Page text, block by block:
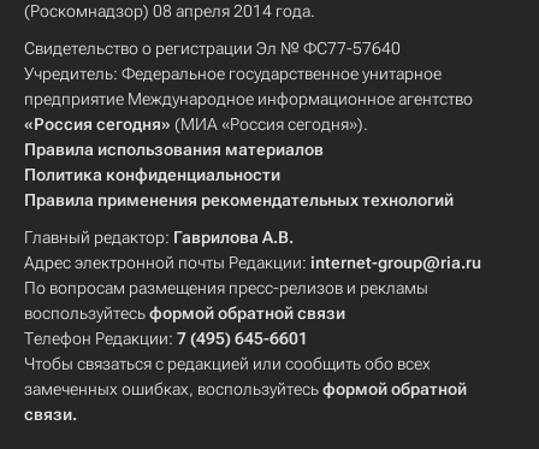
(Роскомнадзор) 08 апреля 2014 года.
Свидетельство о регистрации Эл № ФС77-57640
Учредитель: Федеральное государственное унитарное
предприятие Международное информационное агентство
«Россия сегодня» (МИА «Россия сегодня»).
Правила использования материалов
Политика конфиденциальности
Правила применения рекомендательных технологий
Главный редактор: Гаврилова А.В.
Адрес электронной почты Редакции: internet-group@ria.ru
По вопросам размещения пресс-релизов и рекламы
воспользуйтесьформой обратной связи
Телефон Редакции: 7 (495) 645-6601
Чтобы связаться с редакцией или сообщить обо всех
замеченных ошибках, воспользуйтесьформой обратной
связи.